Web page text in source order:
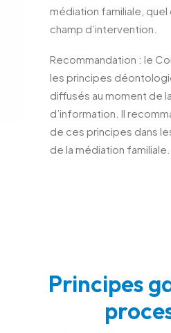
médiation familiale, quel
champ d’intervention.
Recommandation : le
les principes
diffusés au moment de
d’information. Il
de ces principes dans
de la médiation familiale.
Principes